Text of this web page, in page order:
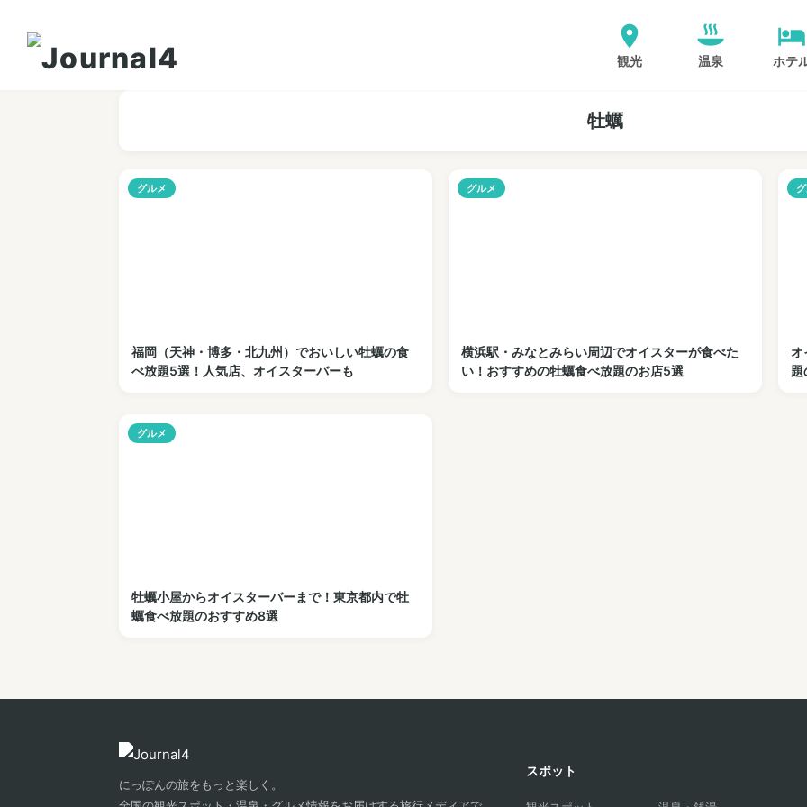
観光 温泉 ホテ
牡蠣
グルメ
福岡（天神・博多・北九州）でおいしい牡蠣の食
べ放題5選！人気店、オイスターバーも
グルメ
横浜駅・みなとみらい周辺でオイスターが食べた
い！おすすめの牡蠣食べ放題のお店5選
オ
題
グルメ
牡蠣小屋からオイスターバーまで！東京都内で牡
蠣食べ放題のおすすめ8選
にっぽんの旅をもっと楽しく。
スポット